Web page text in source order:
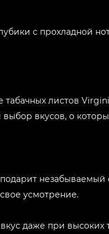
с прохладной
листов
вкусов, о
незабываемый
усмотрение.
даже при высоких